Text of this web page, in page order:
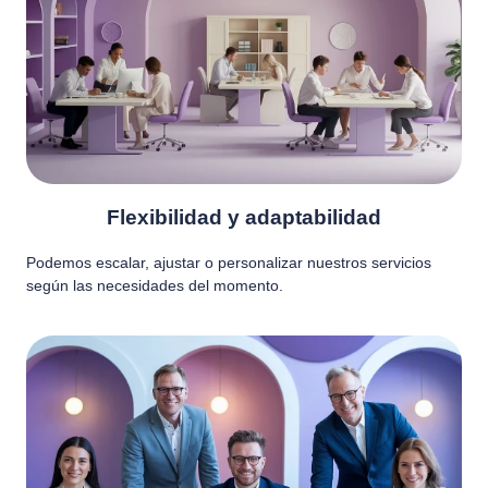
Flexibilidad y adaptabilidad
Podemos escalar, ajustar o personalizar nuestros servicios
según las necesidades del momento.